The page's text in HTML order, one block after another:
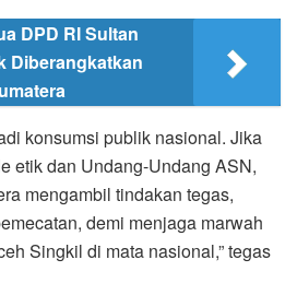
DPD RI Sultan
Diberangkatkan
konsumsi publik nasional. Jika
etik dan Undang-Undang ASN,
mengambil tindakan tegas,
demi menjaga marwah
Singkil di mata nasional,” tegas